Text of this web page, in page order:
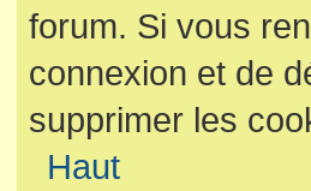
forum. Si vous
connexion et de
supprimer les
Haut